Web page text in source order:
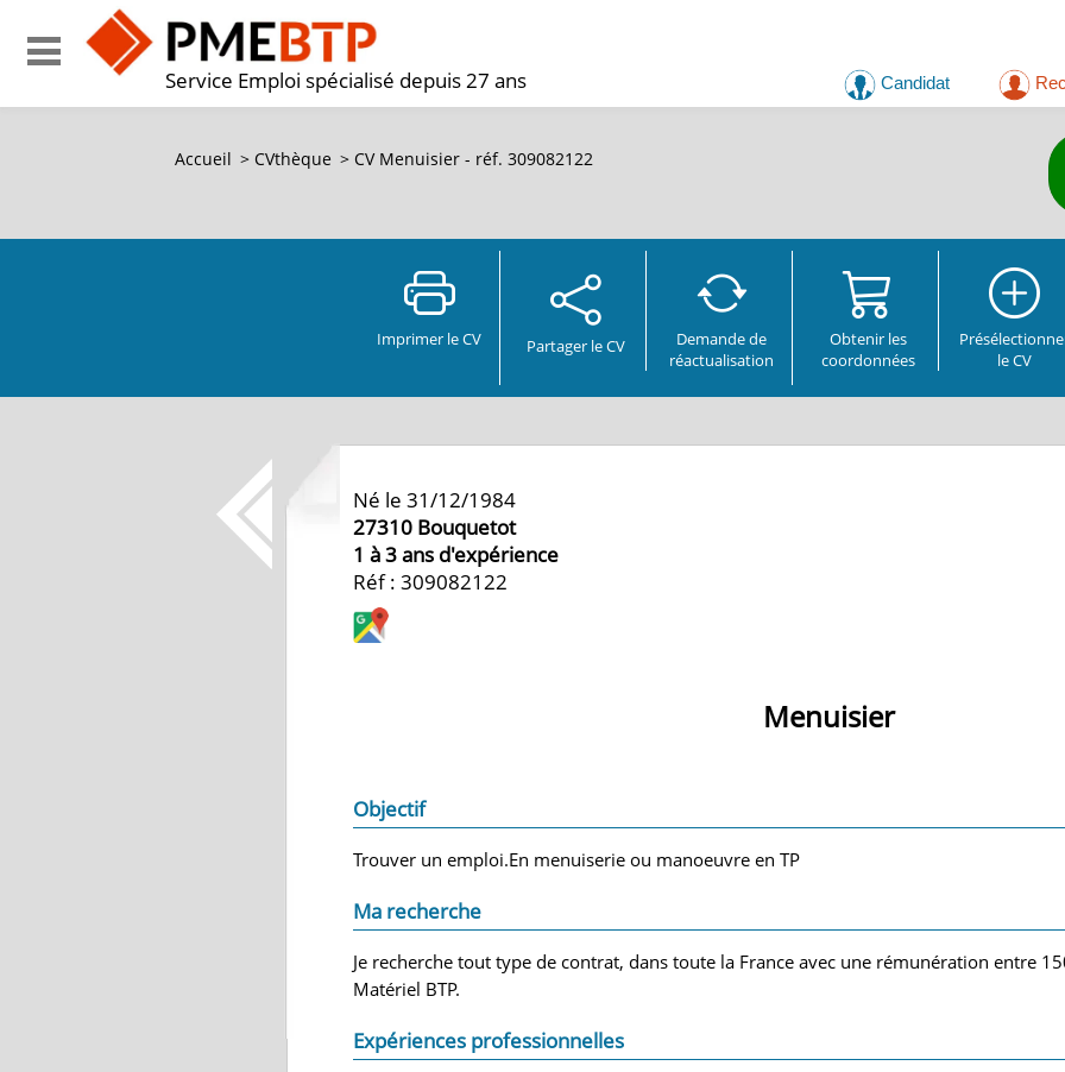
Service Emploi spécialisé depuis 27 ans Candidat
Accueil > CVthèque > CV Menuisier - réf. 309082122
Imprimer le CV Partager le CV
Demande de
réactualisation
Obtenir les
coordonnées
le CV
Né le 31/12/1984
27310 Bouquetot
1 à 3 ans d'expérience
Réf : 309082122
Menuisier
Objectif
Trouver un emploi.En menuiserie ou manoeuvre en TP
Ma recherche
Je recherche tout type de contrat, dans toute la France avec une rémunération entre
Matériel BTP.
Expériences professionnelles